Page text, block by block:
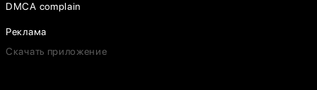
DMCA complain
Реклама
Скачать приложение